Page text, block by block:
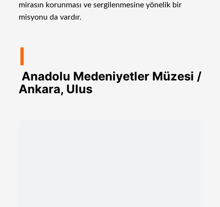
mirasın korunması ve sergilenmesine yönelik bir
misyonu da vardır.
I
Anadolu Medeniyetler Müzesi /
Ankara, Ulus